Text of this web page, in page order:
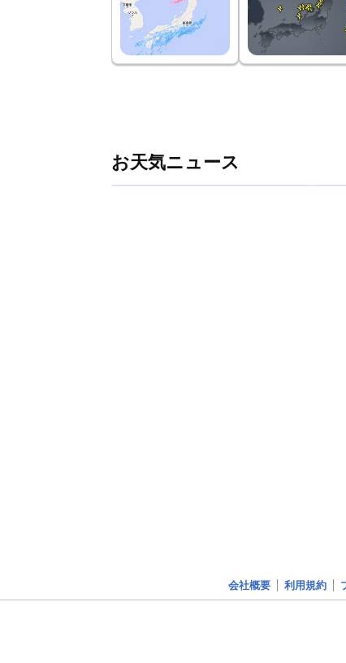
お天気ニュース
会社概要 利用規約